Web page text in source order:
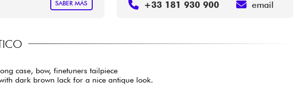
SABER MÁS +33 181 930 900 email
case, bow, finetuners tailpiece
dark brown lack for a nice antique look.